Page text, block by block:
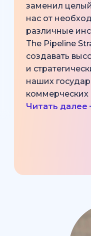
заменил
нас от
различные
The Pipeline
создавать
и
наших
коммерческих
Читать далее